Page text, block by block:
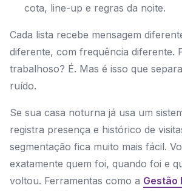
cota, line-up e regras da noite.
Cada lista recebe mensagem
diferente, com frequência diferente.
trabalhoso? É. Mas é isso que
ruído.
Se sua casa noturna já usa um
registra presença e histórico de
segmentação fica muito mais fácil.
exatamente quem foi, quando foi e
voltou. Ferramentas como a Gestão